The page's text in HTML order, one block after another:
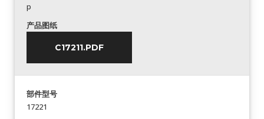
p
产品图纸
C17211.PDF
部件型号
17221